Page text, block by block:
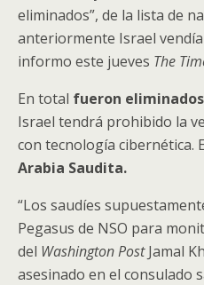
eliminados”, de la lista de
anteriormente Israel
informo este jueves The
En total fueron
Israel tendrá prohibido la
con tecnología cibernética.
Arabia Saudita.
“Los saudíes
Pegasus de NSO para
del Washington PostJamal
asesinado en el consulado